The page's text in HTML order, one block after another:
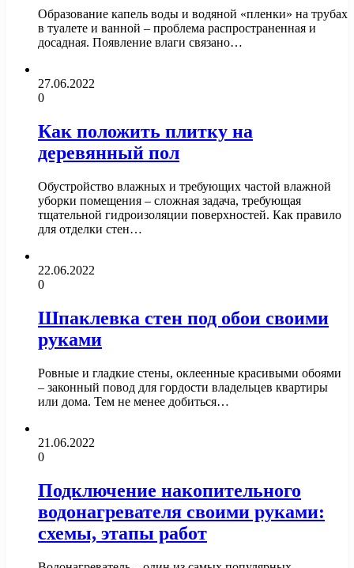
Образование капель воды и водяной «пленки» на трубах
в туалете и ванной – проблема распространенная и
досадная. Появление влаги связано…
27.06.2022
0
Как положить плитку на
деревянный пол
Обустройство влажных и требующих частой влажной
уборки помещения – сложная задача, требующая
тщательной гидроизоляции поверхностей. Как правило
для отделки стен…
22.06.2022
0
Шпаклевка стен под обои своими
руками
Ровные и гладкие стены, оклеенные красивыми обоями
– законный повод для гордости владельцев квартиры
или дома. Тем не менее добиться…
21.06.2022
0
Подключение накопительного
водонагревателя своими руками:
схемы, этапы работ